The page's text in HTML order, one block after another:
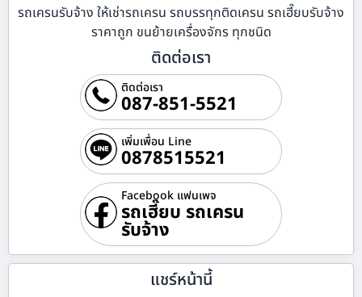
รถเครนรับจ้าง ให้เช่ารถเครน รถบรรทุกติดเครน รถเฮี๊ยบรับจ้าง
ราคาถูก ขนย้ายเครื่องจักร ทุกชนิด
ติดต่อเรา
ติดต่อเรา
087-851-5521
เพิ่มเพื่อน Line
0878515521
Facebook แฟนเพจ
รถเฮี๊ยบ รถเครน
รับจ้าง
แชร์หน้านี้